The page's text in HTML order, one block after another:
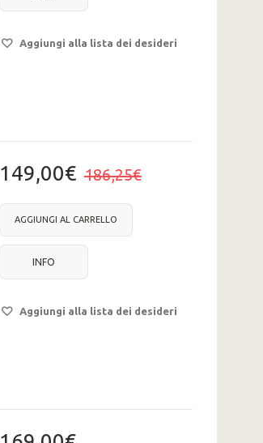
Aggiungi alla lista dei desideri
149,00€ 186,25€
AGGIUNGI AL CARRELLO
INFO
Aggiungi alla lista dei desideri